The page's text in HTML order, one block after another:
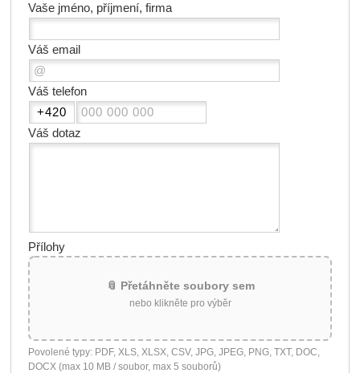
Vaše jméno, příjmení, firma
Váš email
Váš telefon
Váš dotaz
Přílohy
📎 Přetáhněte soubory sem
nebo klikněte pro výběr
Povolené typy: PDF, XLS, XLSX, CSV, JPG, JPEG, PNG, TXT, DOC,
DOCX (max 10 MB / soubor, max 5 souborů)